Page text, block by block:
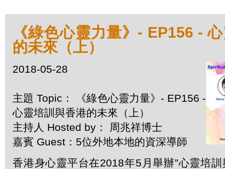
《綠色心靈力量》- EP156 -
的未來（上）
2018-05-28
主題 Topic： 《綠色心靈力量》- EP156 -
心靈培訓與香港的未來（上）
主持人 Hosted by： 周兆祥博士
嘉賓 Guest：5位外地本地的資深導師
香港身心靈平台在2018年5月舉辦”心靈培